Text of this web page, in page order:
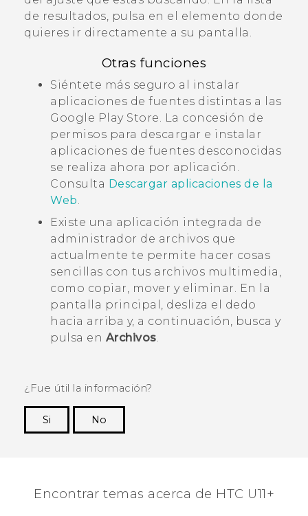
de resultados, pulsa en el elemento donde
quieres ir directamente a su pantalla.
Otras funciones
Siéntete más seguro al instalar
aplicaciones de fuentes distintas a las
Google Play Store . La concesión de
permisos para descargar e instalar
aplicaciones de fuentes desconocidas
se realiza ahora por aplicación.
Consulta Descargar aplicaciones de la
Web
Existe una aplicación integrada de
administrador de archivos que
actualmente te permite hacer cosas
sencillas con tus archivos multimedia,
como copiar, mover y eliminar. En la
pantalla principal
, desliza el dedo
hacia arriba y, a continuación, busca y
pulsa en Archivos
¿Fue útil la información?
Si
No
Encontrar temas acerca de HTC U11+